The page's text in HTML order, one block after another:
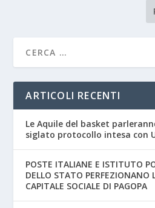
ARTICOLI RECENTI
Le Aquile del basket
siglato protocollo intesa con
POSTE ITALIANE E ISTITUTO
DELLO STATO PERFEZIONANO
CAPITALE SOCIALE DI PAGOPA